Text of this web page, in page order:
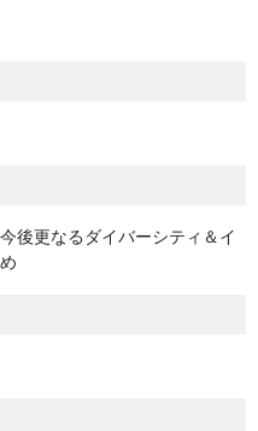
後更なるダイバーシティ＆イ